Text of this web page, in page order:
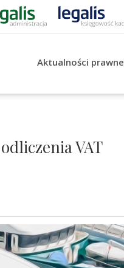
Aktualności prawne
VAT